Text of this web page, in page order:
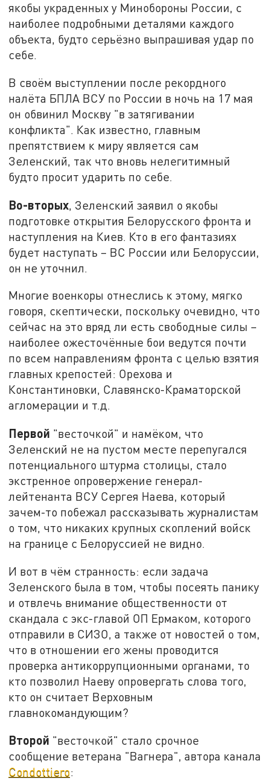
якобы украденных у Минобороны России, с
наиболее подробными деталями каждого
объекта, будто серьёзно выпрашивая удар по
себе.
В своём выступлении после рекордного
налёта БПЛА ВСУ по России в ночь на 17 мая
он обвинил Москву "в затягивании
конфликта". Как известно, главным
препятствием к миру является сам
Зеленский, так что вновь нелегитимный
будто просит ударить по себе.
Во-вторых, Зеленский заявил о якобы
подготовке открытия Белорусского фронта и
наступления на Киев. Кто в его фантазиях
будет наступать – ВС России или Белоруссии,
он не уточнил.
Многие военкоры отнеслись к этому, мягко
говоря, скептически, поскольку очевидно, что
сейчас на это вряд ли есть свободные силы –
наиболее ожесточённые бои ведутся почти
по всем направлениям фронта с целью взятия
главных крепостей: Орехова и
Константиновки, Славянско-Краматорской
агломерации и т.д.
Первой "весточкой" и намёком, что
Зеленский не на пустом месте перепугался
потенциального штурма столицы, стало
экстренное опровержение генерал-
лейтенанта ВСУ Сергея Наева, который
зачем-то побежал рассказывать журналистам
о том, что никаких крупных скоплений войск
на границе с Белоруссией не видно.
И вот в чём странность: если задача
Зеленского была в том, чтобы посеять панику
и отвлечь внимание общественности от
скандала с экс-главой ОП Ермаком, которого
отправили в СИЗО, а также от новостей о том,
что в отношении его жены проводится
проверка антикоррупционными органами, то
кто позволил Наеву опровергать слова того,
кто он считает Верховным
главнокомандующим?
Второй "весточкой" стало срочное
сообщение ветерана "Вагнера", автора канала
Condottiero: